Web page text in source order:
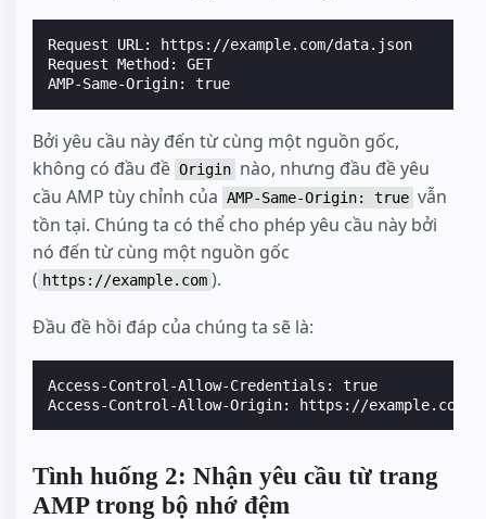
Request URL: https://example.com/data.json
Request Method: GET
Bởi yêu cầu này đến từ cùng một nguồn gốc,
không có đầu đề Origin nào, nhưng đầu đề yêu
cầu AMP tùy chỉnh của AMP-Same-Origin: true vẫn
tồn tại. Chúng ta có thể cho phép yêu cầu này bởi
nó đến từ cùng một nguồn gốc
( https://example.com ).
Đầu đề hồi đáp của chúng ta sẽ là:
Access-Control-Allow-Credentials: true
Tình huống 2: Nhận yêu cầu từ trang
AMP trong bộ nhớ đệm